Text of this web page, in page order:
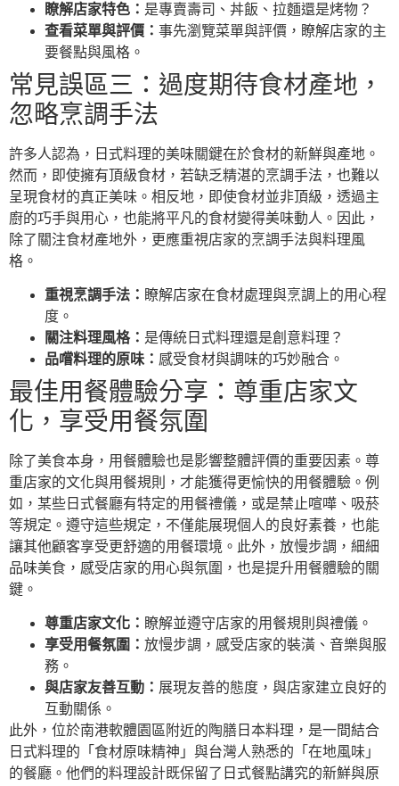
瞭解店家特色： 是專賣壽司、丼飯、拉麵還是烤物？
查看菜單與評價： 事先瀏覽菜單與評價，瞭解店家的主
要餐點與風格。
常見誤區三：過度期待食材產地，
忽略烹調手法
許多人認為，日式料理的美味關鍵在於食材的新鮮與產地。
然而，即使擁有頂級食材，若缺乏精湛的烹調手法，也難以
呈現食材的真正美味。相反地，即使食材並非頂級，透過主
廚的巧手與用心，也能將平凡的食材變得美味動人。因此，
除了關注食材產地外，更應重視店家的烹調手法與料理風
格。
重視烹調手法： 瞭解店家在食材處理與烹調上的用心程
度。
關注料理風格： 是傳統日式料理還是創意料理？
品嚐料理的原味： 感受食材與調味的巧妙融合。
最佳用餐體驗分享：尊重店家文
化，享受用餐氛圍
除了美食本身，用餐體驗也是影響整體評價的重要因素。尊
重店家的文化與用餐規則，才能獲得更愉快的用餐體驗。例
如，某些日式餐廳有特定的用餐禮儀，或是禁止喧嘩、吸菸
等規定。遵守這些規定，不僅能展現個人的良好素養，也能
讓其他顧客享受更舒適的用餐環境。此外，放慢步調，細細
品味美食，感受店家的用心與氛圍，也是提升用餐體驗的關
鍵。
尊重店家文化： 瞭解並遵守店家的用餐規則與禮儀。
享受用餐氛圍： 放慢步調，感受店家的裝潢、音樂與服
務。
與店家友善互動： 展現友善的態度，與店家建立良好的
互動關係。
此外，位於南港軟體園區附近的陶膳日本料理，是一間結合
日式料理的「食材原味精神」與台灣人熟悉的「在地風味」
的餐廳。他們的料理設計既保留了日式餐點講究的新鮮與原